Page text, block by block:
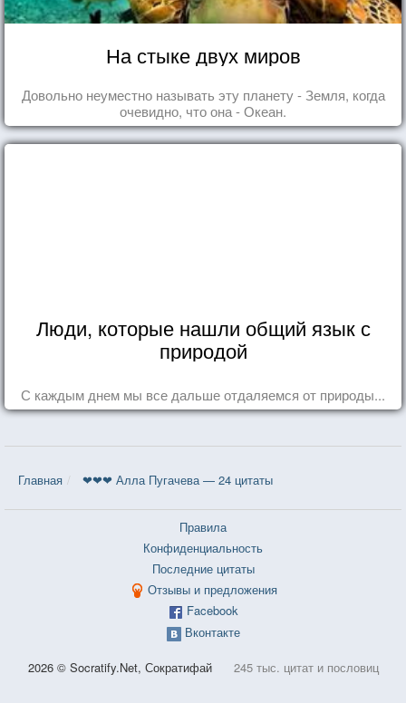
На стыке двух миров
Довольно неуместно называть эту планету - Земля, когда
очевидно, что она - Океан.
Люди, которые нашли общий язык с
природой
С каждым днем мы все дальше отдаляемся от природы...
Главная ❤❤❤ Алла Пугачева — 24 цитаты
Правила
Конфиденциальность
Последние цитаты
Отзывы и предложения
Facebook
Вконтакте
2026 © Socratify.Net, Сократифай 245 тыс. цитат и пословиц